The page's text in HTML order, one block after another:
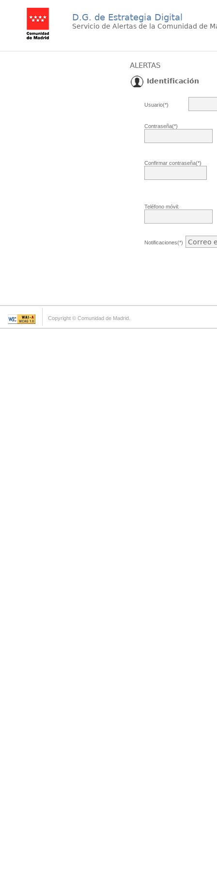
D.G. de Estrategia Digital
Servicio de Alertas de la Comunidad de
ALERTAS
Identificación
Usuario(*)
Contraseña(*)
Confirmar contraseña(*)
Teléfono móvil:
Notificaciones(*)
Copyright © Comunidad de Madrid.